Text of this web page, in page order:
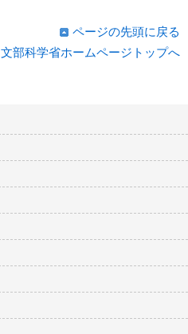
ページの先頭に戻る
文部科学省ホームページトップへ